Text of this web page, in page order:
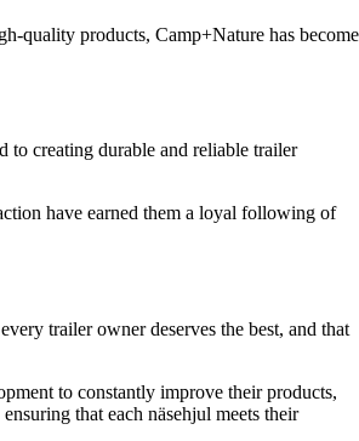
quality products, Camp+Nature has become
to creating durable and reliable trailer
have earned them a loyal following of
trailer owner deserves the best, and that
to constantly improve their products,
that each näsehjul meets their